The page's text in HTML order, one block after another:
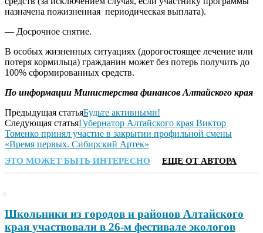
назначена пожизненная периодическая выплата).
— Досрочное снятие.
В особых жизненных ситуациях (дорогостоящее лечение или
потеря кормильца) гражданин может без потерь получить до
100% сформированных средств.
По информации Министерства финансов Алтайского края
Предыдущая статьяБудьте активными!
Следующая статьяГубернатор Алтайского края Виктор
Томенко принял участие в закрытии профильной смены
«Время первых. Сибирский Артек»
ЭТО МОЖЕТ БЫТЬ ИНТЕРЕСНО ЕЩЕ ОТ АВТОРА
Школьники из городов и районов Алтайского
края участвовали в 26-м фестивале экологов